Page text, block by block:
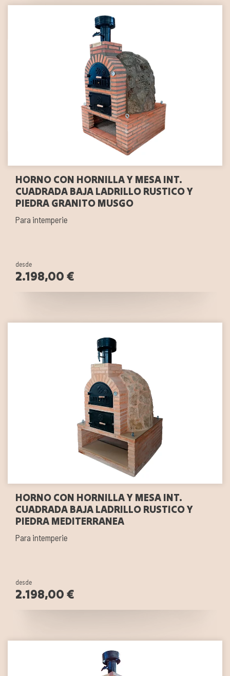
HORNO CON HORNILLA Y MESA INT.
CUADRADA BAJA LADRILLO RUSTICO Y
PIEDRA GRANITO MUSGO
Para intemperie
desde
2.198,00 €
HORNO CON HORNILLA Y MESA INT.
CUADRADA BAJA LADRILLO RUSTICO Y
PIEDRA MEDITERRANEA
Para intemperie
desde
2.198,00 €